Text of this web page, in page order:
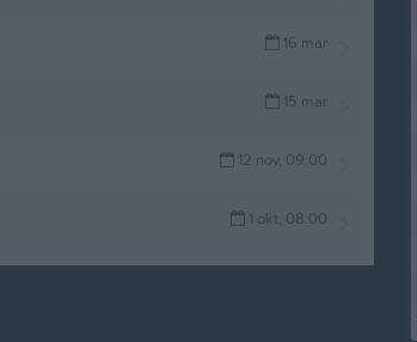
16 mar
15 mar
12 nov, 09:00
1 okt, 08:00